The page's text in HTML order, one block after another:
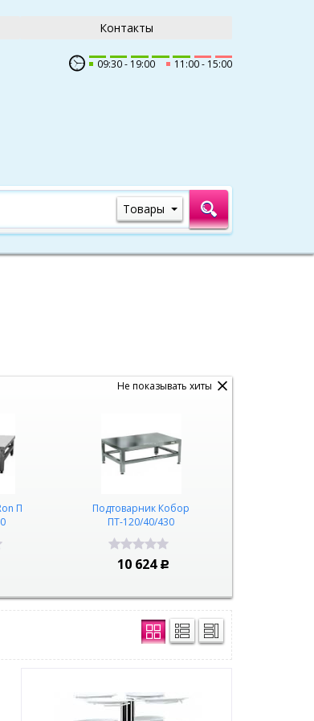
Контакты
09:30 19:00 11:00 15:00
Товары
Не показывать хиты
П
Подтоварник Кобор
ПТ-120/40/430
10 624 Р
В корзину